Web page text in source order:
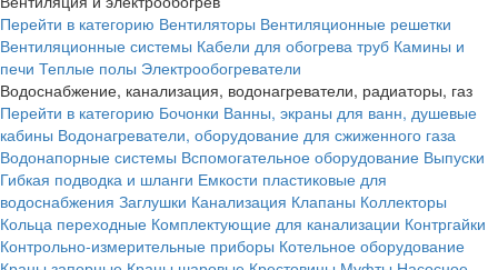
Перейти в категорию Вентиляторы Вентиляционные решетки
Вентиляционные системы Кабели для обогрева труб Камины и
печи Теплые полы Электрообогреватели
Водоснабжение, канализация, водонагреватели, радиаторы, газ
Перейти в категорию Бочонки Ванны, экраны для ванн, душевые
кабины Водонагреватели, оборудование для сжиженного газа
Водонапорные системы Вспомогательное оборудование Выпуски
Гибкая подводка и шланги Емкости пластиковые для
водоснабжения Заглушки Канализация Клапаны Коллекторы
Кольца переходные Комплектующие для канализации Контргайки
Контрольно-измерительные приборы Котельное оборудование